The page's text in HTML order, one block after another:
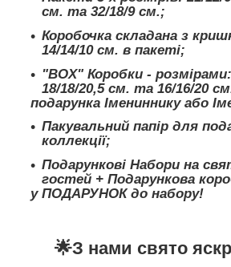
см. та 32/18/9 см.;
Коробочка складана з
14/14/10 см. в пакеті;
"BOX" Коробки -
18/18/20,5 см. та 16/16/20
подарунка Імениннику або
Пакувальний папір для
коллекції;
Подарункові Набори на
гостей + Подарункова
у ПОДАРУНОК до набору!
🌟З нами свято